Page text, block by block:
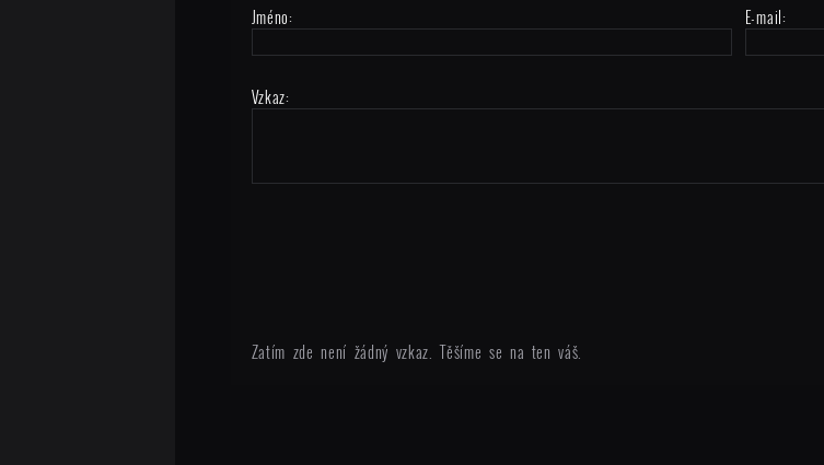
Jméno: E-mail:
Vzkaz:
Zatím zde není žádný vzkaz. Těšíme se na ten váš.